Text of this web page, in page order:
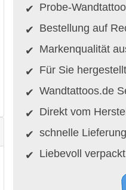
Probe-
Bestellung auf
Markenqualität
Für Sie
Wandtattoos.de
Direkt vom
schnelle Lieferung
Liebevoll